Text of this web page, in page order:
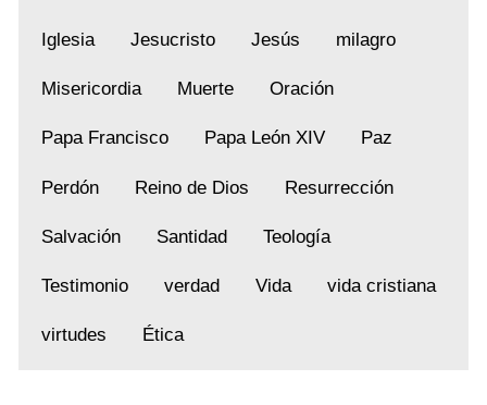
Iglesia Jesucristo Jesús milagro
Misericordia Muerte Oración
Papa Francisco Papa León XIV Paz
Perdón Reino de Dios Resurrección
Salvación Santidad Teología
Testimonio verdad Vida vida cristiana
virtudes Ética